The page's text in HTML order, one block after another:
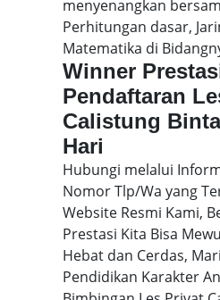
menyenangkan
Perhitungan dasar,
Matematika di
Winner
Pendaftaran
Calistung
Hari
Hubungi melalui
Nomor Tlp/Wa yang
Website Resmi Kami,
Prestasi Kita Bisa
Hebat dan Cerdas,
Pendidikan Karakter